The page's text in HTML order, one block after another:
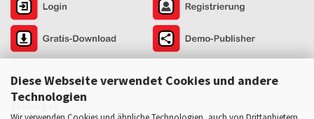
Diese Webseite verwendet Cookies und andere
Technologien